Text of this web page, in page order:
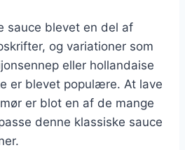
sauce blevet en del af
og variationer som
eller hollandaise
er blevet populære. At lave
er blot en af de mange
denne klassiske sauce